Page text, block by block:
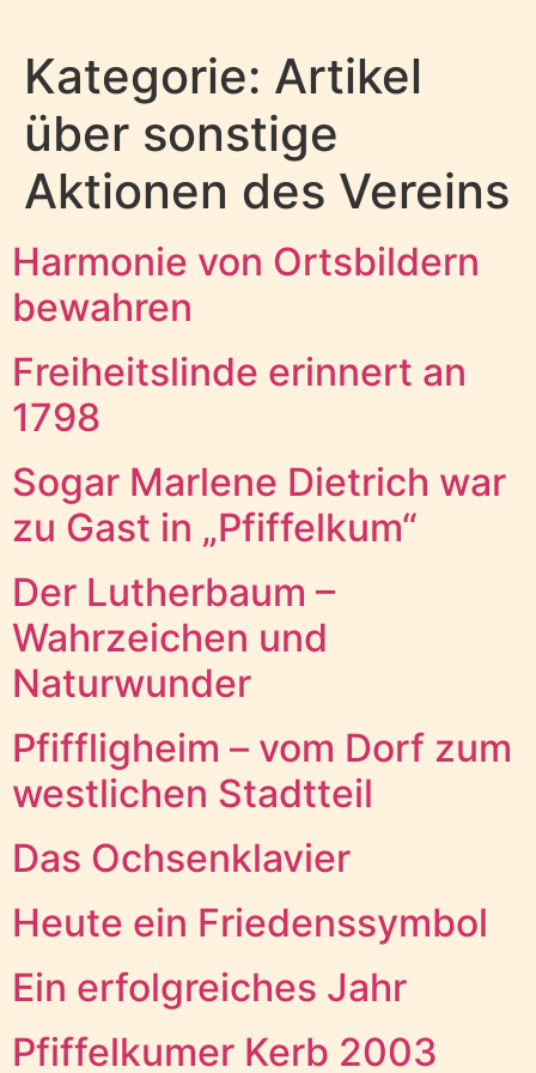
Kategorie: Artikel
über sonstige
Aktionen des Vereins
Harmonie von Ortsbildern
bewahren
Freiheitslinde erinnert an
1798
Sogar Marlene Dietrich war
zu Gast in „Pfiffelkum“
Der Lutherbaum –
Wahrzeichen und
Naturwunder
Pfiffligheim – vom Dorf zum
westlichen Stadtteil
Das Ochsenklavier
Heute ein Friedenssymbol
Ein erfolgreiches Jahr
Pfiffelkumer Kerb 2003